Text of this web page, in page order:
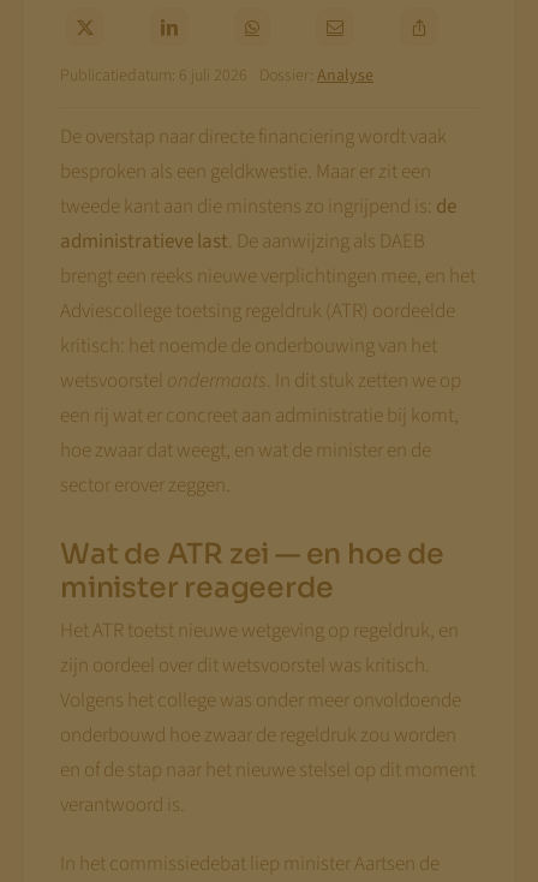
Publicatiedatum: 6 juli 2026 Dossier: Analyse
De overstap naar directe financiering wordt vaak
besproken als een geldkwestie. Maar er zit een
tweede kant aan die minstens zo ingrijpend is: de
administratieve last. De aanwijzing als DAEB
brengt een reeks nieuwe verplichtingen mee, en het
Adviescollege toetsing regeldruk (ATR) oordeelde
kritisch: het noemde de onderbouwing van het
wetsvoorstel ondermaats. In dit stuk zetten we op
een rij wat er concreet aan administratie bij komt,
hoe zwaar dat weegt, en wat de minister en de
sector erover zeggen.
Wat de ATR zei — en hoe de
minister reageerde
Het ATR toetst nieuwe wetgeving op regeldruk, en
zijn oordeel over dit wetsvoorstel was kritisch.
Volgens het college was onder meer onvoldoende
onderbouwd hoe zwaar de regeldruk zou worden
en of de stap naar het nieuwe stelsel op dit moment
verantwoord is.
In het commissiedebat liep minister Aartsen de